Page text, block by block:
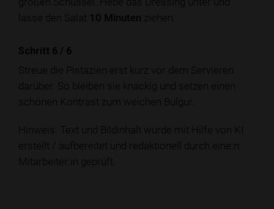
lasse den Salat 10 Minuten ziehen.
Schritt 6 / 6
Streue die Pistazien erst kurz vor dem Servieren
darüber. So bleiben sie knackig und setzen einen
schönen Kontrast zum weichen Bulgur.
Hinweis: Text und Bildinhalt wurde mit Hilfe von KI
erstellt / aufbereitet und redaktionell durch eine:n
Mitarbeiter:in geprüft.